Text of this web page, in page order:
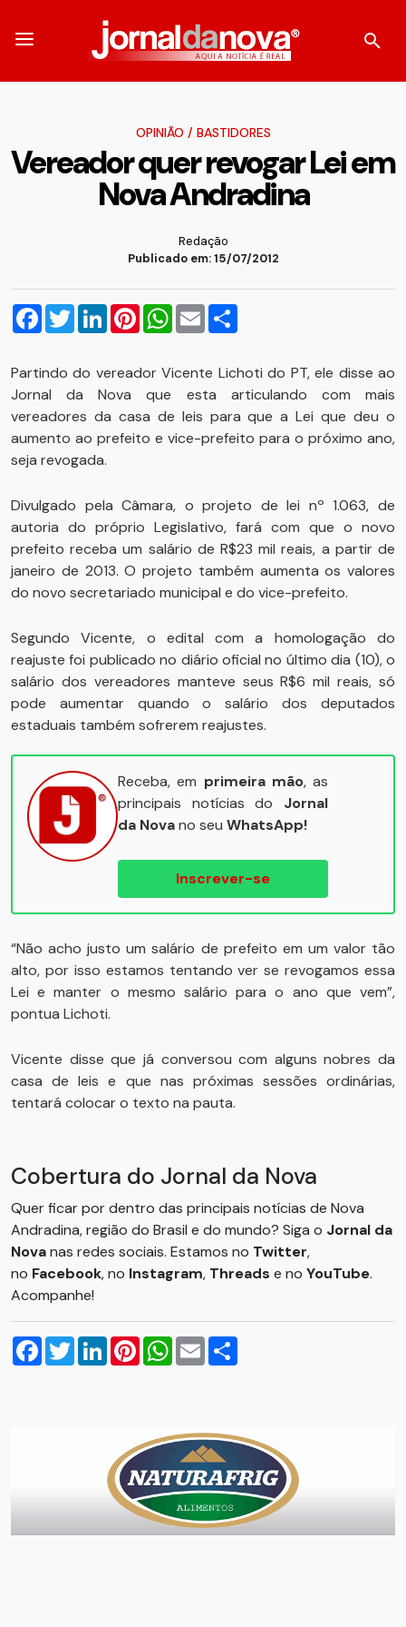
OPINIÃO / BASTIDORES
Vereador quer revogar Lei em
Nova Andradina
Redação
Publicado em: 15/07/2012
Facebook
TwitterLinkedInPinterestWhatsApp
Email
Partindo do vereador Vicente Lichoti do PT, ele disse ao
Jornal da Nova que esta articulando com mais
vereadores da casa de leis para que a Lei que deu o
aumento ao prefeito e vice-prefeito para o próximo ano,
seja revogada.
Divulgado pela Câmara, o projeto de lei nº 1.063, de
autoria do próprio Legislativo, fará com que o novo
prefeito receba um salário de R$23 mil reais, a partir de
janeiro de 2013. O projeto também aumenta os valores
do novo secretariado municipal e do vice-prefeito.
Segundo Vicente, o edital com a homologação do
reajuste foi publicado no diário oficial no último dia (10), o
salário dos vereadores manteve seus R$6 mil reais, só
pode aumentar quando o salário dos deputados
estaduais também sofrerem reajustes.
Receba, em primeira mão, as
principais notícias do Jornal
da Novano seu WhatsApp!
Inscrever-se
“Não acho justo um salário de prefeito em um valor tão
alto, por isso estamos tentando ver se revogamos essa
Lei e manter o mesmo salário para o ano que vem”,
pontua Lichoti.
Vicente disse que já conversou com alguns nobres da
casa de leis e que nas próximas sessões ordinárias,
tentará colocar o texto na pauta.
Cobertura do Jornal da Nova
Quer ficar por dentro das principais notícias de Nova
Andradina, região do Brasil e do mundo? Siga o Jornal da
Novanas redes sociais. Estamos no Twitter,
no Facebook, no Instagram, Threads e no YouTube.
Acompanhe!
Facebook
TwitterLinkedInPinterestWhatsApp
Email